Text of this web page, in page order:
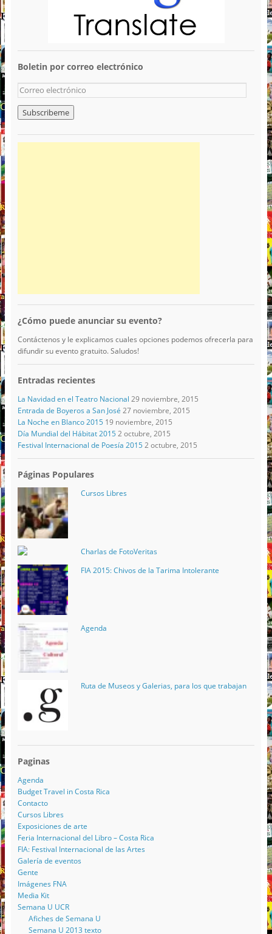
Boletin por correo electrónico
¿Cómo puede anunciar su evento?
Contáctenos y le explicamos cuales opciones podemos ofrecerla para
difundir su evento gratuito. Saludos!
Entradas recientes
La Navidad en el Teatro Nacional 29 noviembre, 2015
Entrada de Boyeros a San José 27 noviembre, 2015
La Noche en Blanco 2015 19 noviembre, 2015
Día Mundial del Hábitat 2015 2 octubre, 2015
Festival Internacional de Poesía 2015 2 octubre, 2015
Páginas Populares
Cursos Libres
Charlas de FotoVeritas
FIA 2015: Chivos de la Tarima Intolerante
Agenda
Ruta de Museos y Galerias, para los que trabajan
Paginas
Agenda
Budget Travel in Costa Rica
Contacto
Cursos Libres
Exposiciones de arte
Feria Internacional del Libro – Costa Rica
FIA: Festival Internacional de las Artes
Galería de eventos
Gente
Imágenes FNA
Media Kit
Semana U UCR
Afiches de Semana U
Semana U 2013 texto